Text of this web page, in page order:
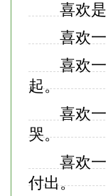
喜欢是
喜欢一
喜欢一
起。
喜欢一
哭。
喜欢一
付出。